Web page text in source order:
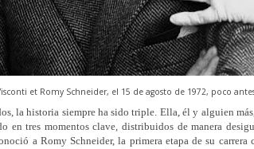
et Romy Schneider, el 15 de agosto de 1972, poco
la historia siempre ha sido triple. Ella, él y alguien
en tres momentos clave, distribuidos de manera
a Romy Schneider, la primera etapa de su